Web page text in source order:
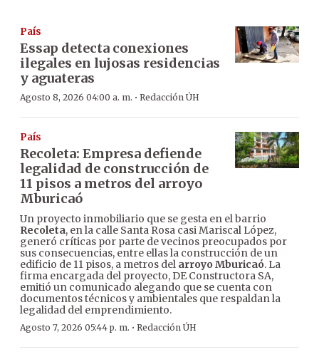
País
Essap detecta conexiones
ilegales en lujosas residencias
y aguateras
Agosto 8, 2026 04:00 a. m. · Redacción ÚH
País
Recoleta: Empresa defiende
legalidad de construcción de
11 pisos a metros del arroyo
Mburicaó
Un proyecto inmobiliario que se gesta en el barrio
Recoleta, en la calle Santa Rosa casi Mariscal López,
generó críticas por parte de vecinos preocupados por
sus consecuencias, entre ellas la construcción de un
edificio de 11 pisos, a metros del arroyo Mburicaó. La
firma encargada del proyecto, DE Constructora SA,
emitió un comunicado alegando que se cuenta con
documentos técnicos y ambientales que respaldan la
legalidad del emprendimiento.
Agosto 7, 2026 05:44 p. m. · Redacción ÚH